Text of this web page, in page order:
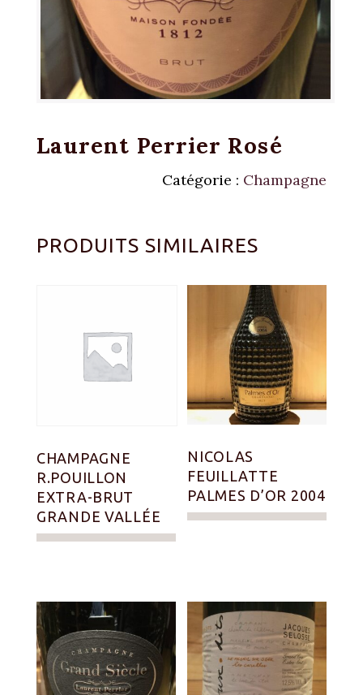
Laurent Perrier Rosé
Catégorie : Champagne
PRODUITS SIMILAIRES
CHAMPAGNE
R.POUILLON
EXTRA-BRUT
GRANDE VALLÉE
NICOLAS
FEUILLATTE
PALMES D’OR 2004